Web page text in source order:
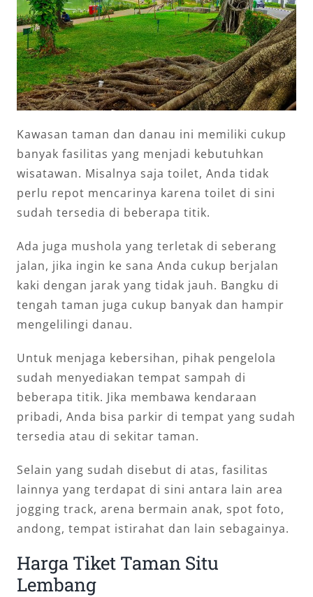
Kawasan taman dan danau ini memiliki cukup
banyak fasilitas yang menjadi kebutuhkan
wisatawan. Misalnya saja toilet, Anda tidak
perlu repot mencarinya karena toilet di sini
sudah tersedia di beberapa titik.
Ada juga mushola yang terletak di seberang
jalan, jika ingin ke sana Anda cukup berjalan
kaki dengan jarak yang tidak jauh. Bangku di
tengah taman juga cukup banyak dan hampir
mengelilingi danau.
Untuk menjaga kebersihan, pihak pengelola
sudah menyediakan tempat sampah di
beberapa titik. Jika membawa kendaraan
pribadi, Anda bisa parkir di tempat yang sudah
tersedia atau di sekitar taman.
Selain yang sudah disebut di atas, fasilitas
lainnya yang terdapat di sini antara lain area
jogging track, arena bermain anak, spot foto,
andong, tempat istirahat dan lain sebagainya.
Harga Tiket Taman Situ
Lembang